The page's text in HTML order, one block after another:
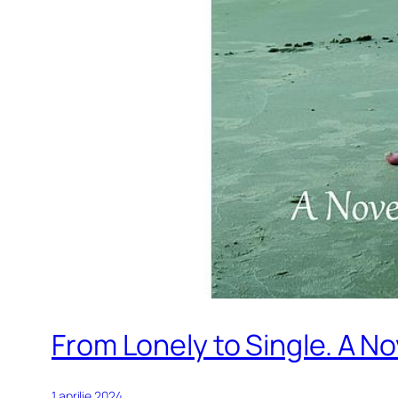
From Lonely to Single. A